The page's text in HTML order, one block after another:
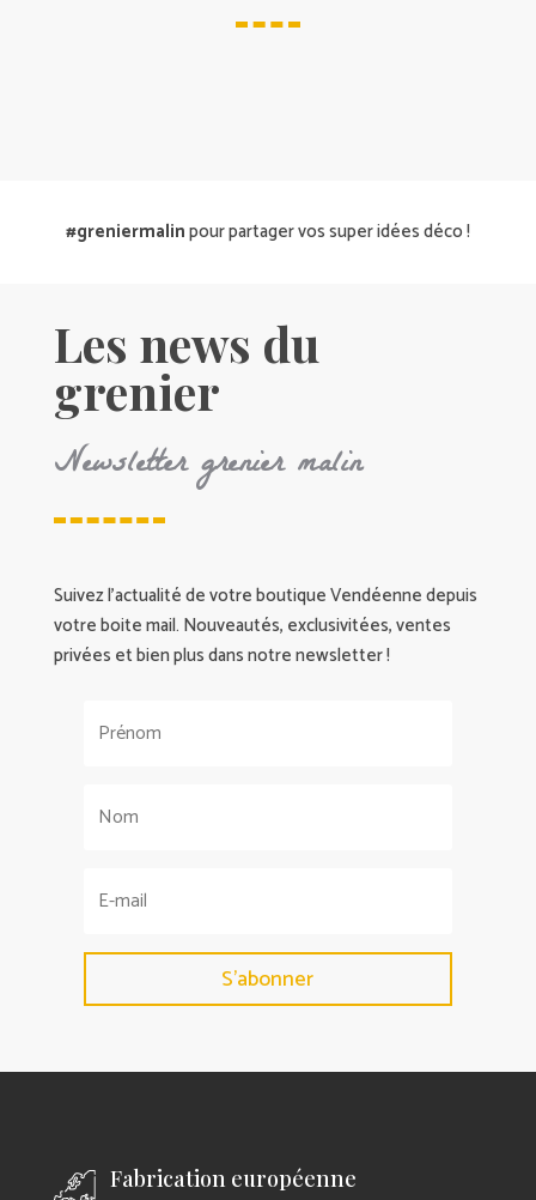
#greniermalinpour partager vos super idées déco !
Les news du
grenier
Newsletter grenier malin
Suivez l’actualité de votre boutique Vendéenne depuis
votre boite mail. Nouveautés, exclusivitées, ventes
privées et bien plus dans notre newsletter !
S'abonner
Fabrication européenne